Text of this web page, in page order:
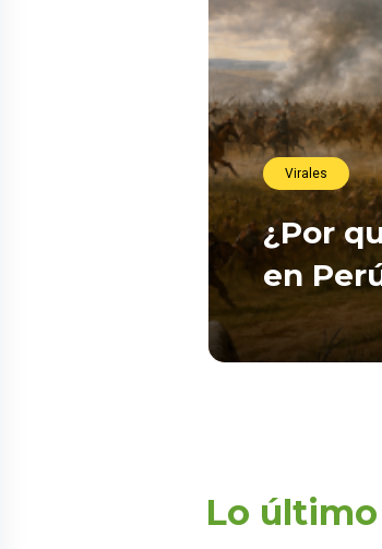
Virales
¿Por
en
Lo último